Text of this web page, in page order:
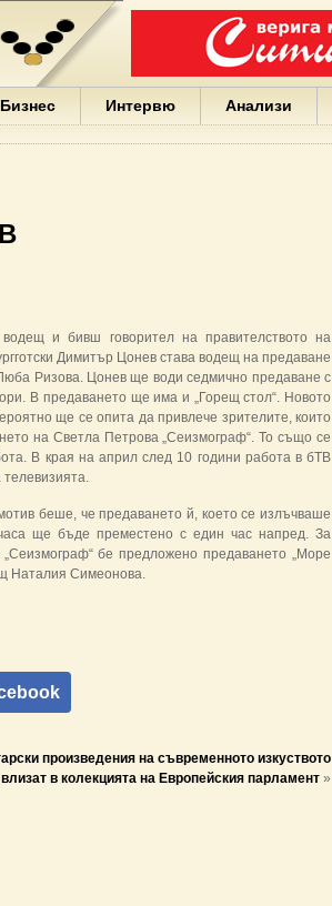
Варна
България
Портних
Facebook
ЕС
Борисов
Европа
Гърция
бизнес
google
деца
Бербатов
ГЕРБ
Бизнес Интервю Анализи
водещ и бивш говорител на правителството на
Димитър Цонев става водещ на предаване
Ризова. Цонев ще води седмично предаване с
В предаването ще има и „Горещ стол“. Новото
ще се опита да привлече зрителите, които
на Светла Петрова „Сеизмограф“. То също се
В края на април след 10 години работа в бТВ
беше, че предаването й, което се излъчваше
ще бъде преместено с един час напред. За
бе предложено предаването „Море
Наталия Симеонова.
произведения на съвременното изкуството
влизат в колекцията на Европейския парламент »